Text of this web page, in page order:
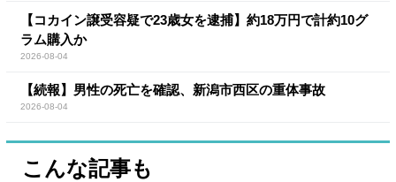
【コカイン譲受容疑で23歳女を逮捕】約18万円で計約10グ
ラム購入か
2026-08-04
【続報】男性の死亡を確認、新潟市西区の重体事故
2026-08-04
こんな記事も